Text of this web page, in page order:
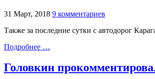
31 Март, 2018 9 комментариев
Также за последние сутки с автодорог
Подробнее …
Головкин